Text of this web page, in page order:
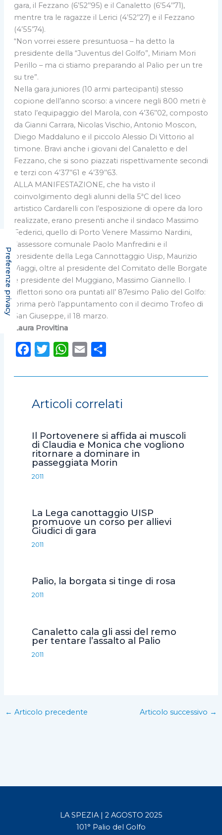
gara, il Fezzano (6’52’’95) e il Canaletto (6’54’’71),
mentre tra le ragazze il Lerici (4’52’’27) e il Fezzano
(4’55’74).
“Non vorrei essere presuntuosa – ha detto la
presidente della “Juventus del Golfo”, Miriam Mori
Perillo – ma ci stiamo preparando al Palio per un tre
su tre”.
Nella gara juniores (10 armi partecipanti) stesso
copione dell’anno scorso: a vincere negli 800 metri è
stato l’equipaggio del Marola, con 4’36’’02, composto
da Gianni Carrara, Nicolas Vischio, Antonio Moscon,
Diego Maddaluno e il piccolo Alessio Di Vittorio al
timone. Bravi anche i giovani del Canaletto e del
Fezzano, che si sono piazzati rispettivamente secondi
e terzi con 4’37’’61 e 4’39’’63.
ALLA MANIFESTAZIONE, che ha visto il
coinvolgimento degli alunni della 5ªC del liceo
artistico Cardarelli con l’esposizione di opere da loro
realizzate, erano presenti anche il sindaco Massimo
Federici, quello di Porto Venere Massimo Nardini,
l’assessore comunale Paolo Manfredini e il
presidente della Lega Cannottaggio Uisp, Maurizio
Viaggi, oltre al presidente del Comitato delle Borgate
e presidente del Muggiano, Massimo Giannello. I
riflettori sono ora puntati all’ 87esimo Palio del Golfo:
prima però l’appuntamento con il decimo Trofeo di
San Giuseppe, il 18 marzo.
Laura Provitina
c
b
o
k
i
t
r
W
a
s
p
p
a
l
n
i
i
d
i
Articoli correlati
Il Portovenere si affida ai muscoli
di Claudia e Monica che vogliono
ritornare a dominare in
passeggiata Morin
2011
La Lega canottaggio UISP
promuove un corso per allievi
Giudici di gara
2011
Palio, la borgata si tinge di rosa
2011
Canaletto cala gli assi del remo
per tentare l’assalto al Palio
2011
← Articolo precedente Articolo successivo →
LA SPEZIA | 2 AGOSTO 2025
101° Palio del Golfo